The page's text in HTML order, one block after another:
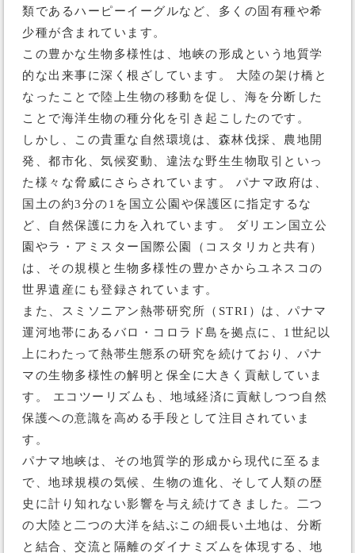
類であるハーピーイーグルなど、多くの固有種や希
少種が含まれています。
この豊かな生物多様性は、地峡の形成という地質学
的な出来事に深く根ざしています。 大陸の架け橋と
なったことで陸上生物の移動を促し、海を分断した
ことで海洋生物の種分化を引き起こしたのです。
しかし、この貴重な自然環境は、森林伐採、農地開
発、都市化、気候変動、違法な野生生物取引といっ
た様々な脅威にさらされています。 パナマ政府は、
国土の約3分の1を国立公園や保護区に指定するな
ど、自然保護に力を入れています。 ダリエン国立公
園やラ・アミスター国際公園（コスタリカと共有）
は、その規模と生物多様性の豊かさからユネスコの
世界遺産にも登録されています。
また、スミソニアン熱帯研究所（STRI）は、パナマ
運河地帯にあるバロ・コロラド島を拠点に、1世紀以
上にわたって熱帯生態系の研究を続けており、パナ
マの生物多様性の解明と保全に大きく貢献していま
す。 エコツーリズムも、地域経済に貢献しつつ自然
保護への意識を高める手段として注目されていま
す。
パナマ地峡は、その地質学的形成から現代に至るま
で、地球規模の気候、生物の進化、そして人類の歴
史に計り知れない影響を与え続けてきました。二つ
の大陸と二つの大洋を結ぶこの細長い土地は、分断
と結合、交流と隔離のダイナミズムを体現する、地